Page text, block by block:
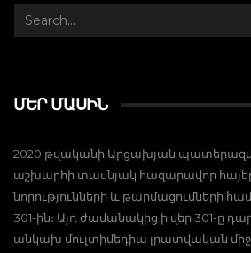
ՄԵՐ ՄԱՍԻՆ
2020 թվականի Արցախյան
աշխարհի տասնյակ հազարավոր
նորությունների և թարմացումների
301-ին։ Այդ ժամանակից ի վեր 301-ը
անկախ մուլտիմեդիա լրատվական